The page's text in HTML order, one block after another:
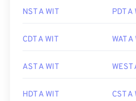
NST A WIT PDT A
CDT A WIT WAT A
AST A WIT WEST
HDT A WIT CST A